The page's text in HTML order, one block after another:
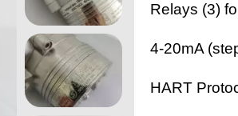
Relays (3)
4-20mA
HART